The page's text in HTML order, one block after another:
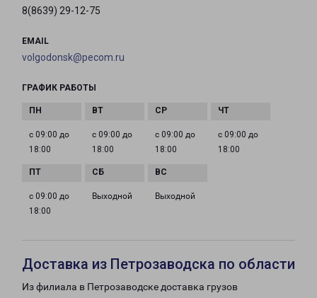
8(8639) 29-12-75
EMAIL
volgodonsk@pecom.ru
ГРАФИК РАБОТЫ
с 09:00 до
18:00
с 09:00 до
18:00
с 09:00 до
18:00
с 09:00 до
18:00
с 09:00 до
18:00
Выходной Выходной
Доставка из Петрозаводска по области
Из филиала в Петрозаводске доставка грузов